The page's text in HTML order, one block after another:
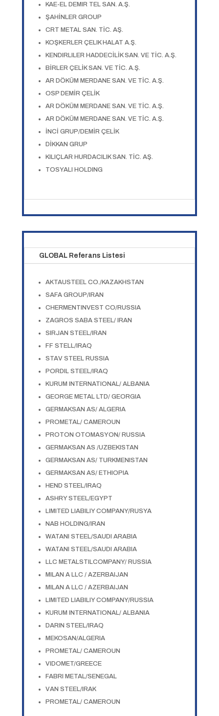
KAE-EL DEMIR TEL SAN. A.Ş.
ŞAHİNLER GROUP
CRT METAL SAN. TİC. AŞ.
KOŞKERLER ÇELIK HALAT A.Ş.
KENDIRLILER HADDECİLİK SAN. VE TİC. A.Ş.
BİRLER ÇELİK SAN. VE TİC. A.Ş.
AR DÖKÜM MERDANE SAN. VE TİC. A.Ş.
OSP DEMİR ÇELİK
AR DÖKÜM MERDANE SAN. VE TİC. A.Ş.
AR DÖKÜM MERDANE SAN. VE TİC. A.Ş.
İNCİ GRUP/DEMİR ÇELİK
DİKKAN GRUP
KILIÇLAR HURDACILIK SAN. TİC. AŞ.
TOSYALI HOLDING
GLOBAL Referans Listesi
AKTAUSTEEL CO./KAZAKHSTAN
SAFA GROUP/IRAN
CHERMENTINVEST CO/RUSSIA
ZAGROS SABA STEEL/ IRAN
SIRJAN STEEL/IRAN
FF STELL/IRAQ
STAV STEEL RUSSIA
PORDIL STEEL/IRAQ
KURUM INTERNATIONAL/ ALBANIA
GEORGE METAL LTD/ GEORGIA
GERMAKSAN AS/ ALGERIA
PROMETAL/ CAMEROUN
PROTON OTOMASYON/ RUSSIA
GERMAKSAN AS /UZBEKISTAN
GERMAKSAN AS/ TURKMENISTAN
GERMAKSAN AS/ ETHIOPIA
HEND STEEL/IRAQ
ASHRY STEEL/EGYPT
LIMITED LIABILIY COMPANY/RUSYA
NAB HOLDING/IRAN
WATANI STEEL/SAUDI ARABIA
WATANI STEEL/SAUDI ARABIA
LLC METALSTILCOMPANY/ RUSSIA
MILAN A LLC / AZERBAIJAN
MILAN A LLC / AZERBAIJAN
LIMITED LIABILIY COMPANY/RUSSIA
KURUM INTERNATIONAL/ ALBANIA
DARIN STEEL/IRAQ
MEKOSAN/ALGERIA
PROMETAL/ CAMEROUN
VIDOMET/GREECE
FABRI METAL/SENEGAL
VAN STEEL/IRAK
PROMETAL/ CAMEROUN